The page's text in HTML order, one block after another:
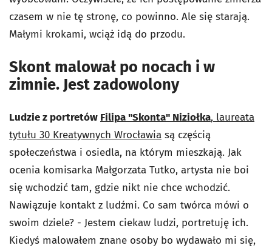
czasem w nie tę stronę, co powinno. Ale się starają.
Małymi krokami, wciąż idą do przodu.
Skont malował po nocach i w
zimnie. Jest zadowolony
Ludzie z portretów Filipa "Skonta" Niziołka, laureata
tytułu 30 Kreatywnych Wrocławia są częścią
społeczeństwa i osiedla, na którym mieszkają. Jak
ocenia komisarka Małgorzata Tutko, artysta nie boi
się wchodzić tam, gdzie nikt nie chce wchodzić.
Nawiązuje kontakt z ludźmi. Co sam twórca mówi o
swoim dziele? - Jestem ciekaw ludzi, portretuję ich.
Kiedyś malowałem znane osoby bo wydawało mi się,